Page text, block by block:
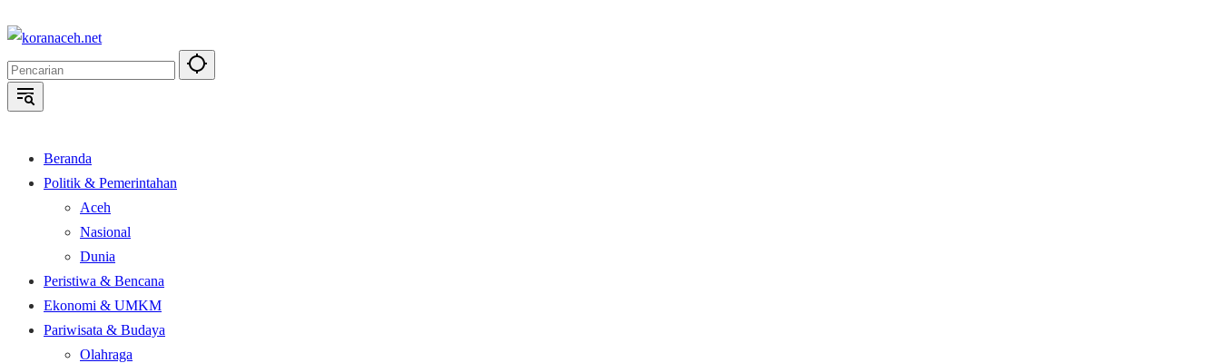
ke
konten
Beranda
Politik & Pemerintahan
Aceh
Nasional
Dunia
Peristiwa & Bencana
Ekonomi & UMKM
Pariwisata & Budaya
Olahraga